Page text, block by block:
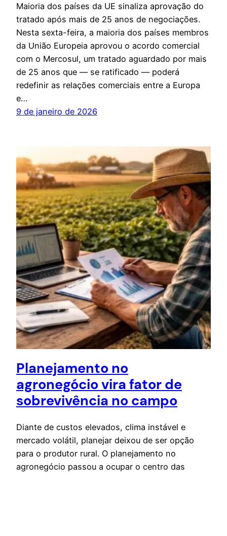
Maioria dos países da UE sinaliza aprovação do
tratado após mais de 25 anos de negociações.
Nesta sexta-feira, a maioria dos países membros
da União Europeia aprovou o acordo comercial
com o Mercosul, um tratado aguardado por mais
de 25 anos que — se ratificado — poderá
redefinir as relações comerciais entre a Europa
e…
9 de janeiro de 2026
Planejamento no
agronegócio vira fator de
sobrevivência no campo
Diante de custos elevados, clima instável e
mercado volátil, planejar deixou de ser opção
para o produtor rural. O planejamento no
agronegócio passou a ocupar o centro das